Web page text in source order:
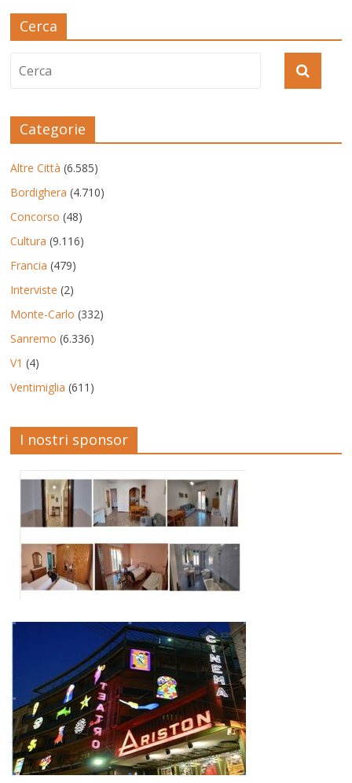
Cerca
Categorie
Altre Città (6.585)
Bordighera (4.710)
Concorso (48)
Cultura (9.116)
Francia (479)
Interviste (2)
Monte-Carlo (332)
Sanremo (6.336)
V1 (4)
Ventimiglia (611)
I nostri sponsor